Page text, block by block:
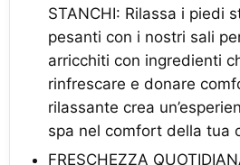
STANCHI: Rilassa i piedi
pesanti con i nostri sali
arricchiti con ingredienti
rinfrescare e donare
rilassante crea
spa nel comfort della tua
FRESCHEZZA